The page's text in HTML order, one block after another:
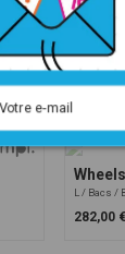
Wheels
XL Bacs
L Bacs
282,00 €